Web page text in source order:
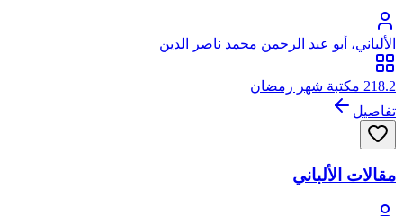
الألباني، أبو عبد الرحمن محمد ناصر الدين
218.2 مكتبة شهر رمضان
تفاصيل
مقالات الألباني